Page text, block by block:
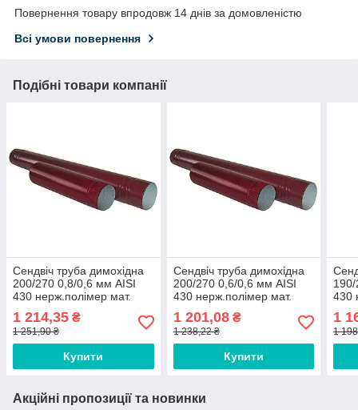
Повернення товару впродовж 14 днів за домовленістю
Всі умови повернення
Подібні товари компанії
Сендвіч труба димохідна
200/270 0,8/0,6 мм AISI
430 нерж.полімер мат.
1 214,35 ₴
1 251,90 ₴
Купити
Сендвіч труба димохідна
200/270 0,6/0,6 мм AISI
430 нерж.полімер мат.
1 201,08₴
1 238,22 ₴
Купити
430
1
1
Акційні пропозиції та новинки